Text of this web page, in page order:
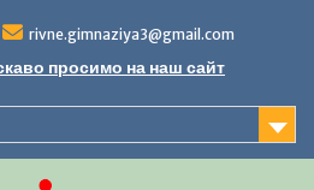
rivne.gimnaziya3@gmail.com
просимо на наш сайт